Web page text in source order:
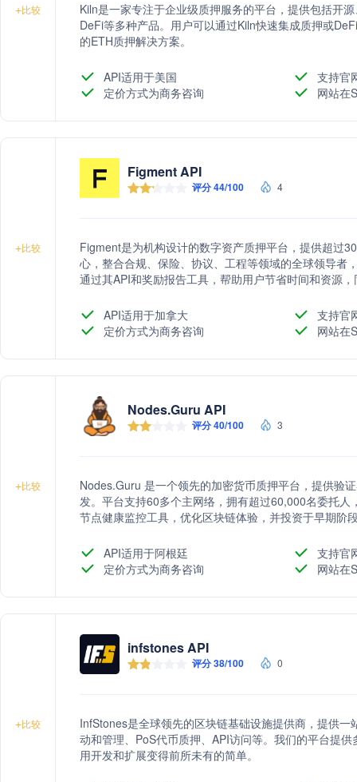
+比较
Kiln是一家专注于企业级质押服务的平台，提供包括开
DeFi等多种产品。用户可以通过Kiln快速集成质押或
的ETH质押解决方案。
API适用于美国
支持官
定价方式为商务咨询
网站在
+比较
Figment API
评分 44/100 4
Figment是为机构设计的数字资产质押平台，提供超过
心，整合合规、保险、协议、工程等领域的全球领导者
通过其API和奖励报告工具，帮助用户节省时间和资源
API适用于加拿大
支持官
定价方式为商务咨询
网站在
+比较
Nodes.Guru API
评分 40/100 3
Nodes.Guru 是一个领先的加密货币质押平台，提供验
发。平台支持60多个主网络，拥有超过60,000名委托
节点健康监控工具，优化区块链体验，并投资于早期阶
API适用于阿根廷
支持官
定价方式为商务咨询
网站在
+比较
infstones API
评分 38/100 0
InfStones是全球领先的区块链基础设施提供商，提供
动和管理、PoS代币质押、API访问等。我们的平台提
用开发和扩展变得前所未有的简单。